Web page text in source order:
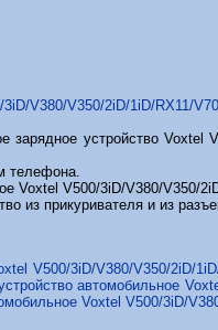
V380/V350/2iD/1iD/RX11/
зарядное устройство
телефона.
Voxtel V500/3iD/V380/V350/
из прикуривателя и из
V500/3iD/V380/V350/2iD/
автомобильное
Voxtel V500/3iD/